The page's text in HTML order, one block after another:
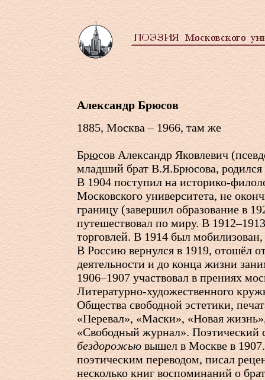
Александр Брюсов
1885, Москва – 1966, там же
Брюсов Александр Яковлевич
младший брат В.Я.Брюсова, родился
В 1904 поступил на историко-
Московского университета, не
границу (завершил образование в
путешествовал по миру. В
торговлей. В 1914 был
В Россию вернулся в 1919, отошёл
деятельности и до конца жизни
1906–1907 участвовал в прениях
Литературно-художественного
Общества свободной эстетики,
«Перевал», «Маски», «Новая
«Свободный журнал». Поэтический
бездорожью вышел в Москве в
поэтическим переводом, писал
несколько книг воспоминаний о